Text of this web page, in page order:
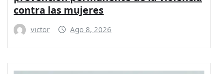
contra las mujeres
victor Ago 8, 2026